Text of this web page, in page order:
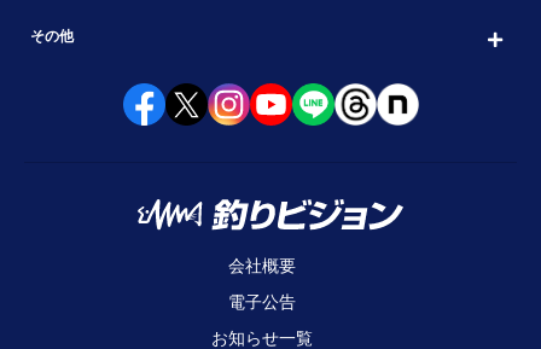
その他
会社概要
電子公告
お知らせ一覧